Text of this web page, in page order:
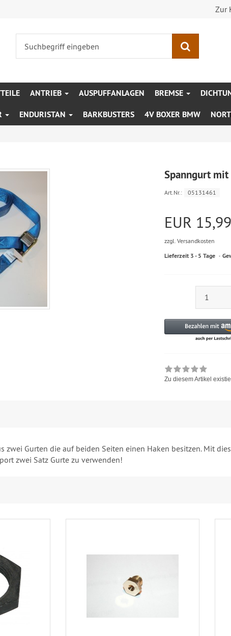
Zur
ANTRIEB AUSPUFFANLAGEN BREMSE
ENDURISTAN BARKBUSTERS 4V BOXER BMW
Spanngurt
Art.Nr.: 05131461
EUR 15,99
zzgl. Versandkosten
Lieferzeit 3 - 5 Tage
1
Zu diesem Artikel
zwei Gurten die auf beiden Seiten einen Haken besitzen. Mit
zwei Satz Gurte zu verwenden!